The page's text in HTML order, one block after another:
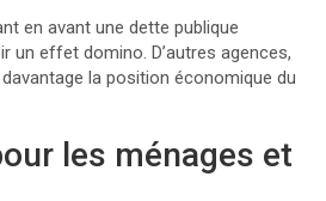
en avant une dette publique
un effet domino. D’autres agences,
la position économique du
les ménages et